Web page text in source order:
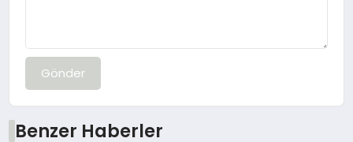
Gönder
Benzer Haberler